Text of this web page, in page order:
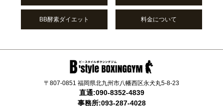
BB酵素ダイエット 料金について
〒807-0851 福岡県北九州市八幡西区永犬丸5-8-23
直通:090-8352-4839
事務所:093-287-4028